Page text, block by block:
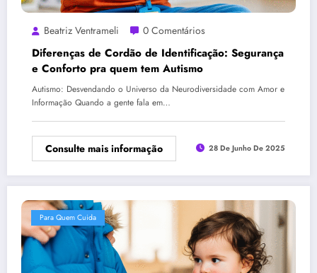
Beatriz Ventrameli 0 Comentários
Diferenças de Cordão de Identificação: Segurança
e Conforto pra quem tem Autismo
Autismo: Desvendando o Universo da Neurodiversidade com Amor e
Informação Quando a gente fala em…
Consulte mais informação 28 De Junho De 2025
Para Quem Cuida